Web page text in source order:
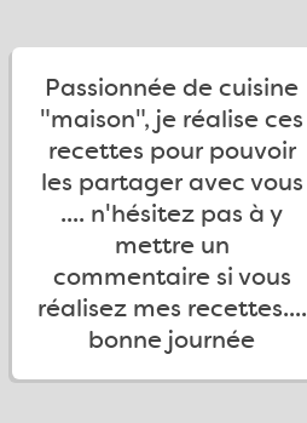
Passionnée de cuisine
"maison", je réalise ces
recettes pour pouvoir
les partager avec vous
.... n'hésitez pas à y
mettre un
commentaire si vous
réalisez mes recettes....
bonne journée